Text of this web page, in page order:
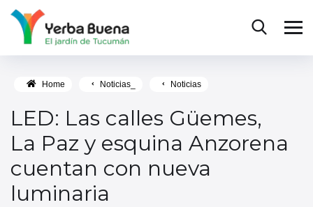
Home Noticias_ Noticias
LED: Las calles Güemes,
La Paz y esquina Anzorena
cuentan con nueva
luminaria